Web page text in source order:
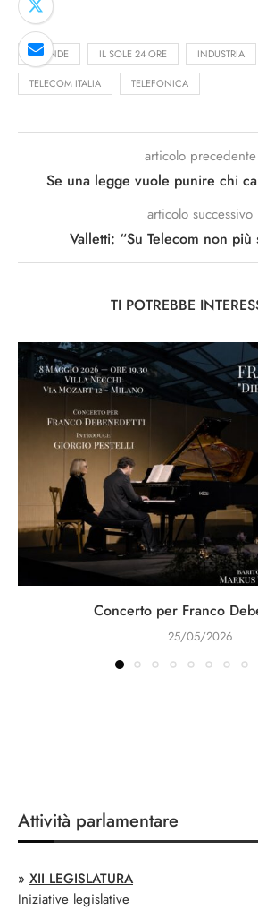
AZIENDE IL SOLE 24 ORE INDUSTRIA
TELECOM ITALIA TELEFONICA
articolo precedente
Se una legge vuole punire chi
articolo successivo
Valletti: “Su Telecom non più
TI POTREBBE
Concerto per Franco
25/05/2026
Attività parlamentare
» XII LEGISLATURA
Iniziative legislative